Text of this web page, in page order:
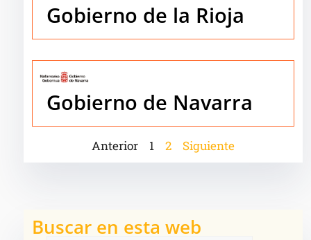
Gobierno de la Rioja
Gobierno de Navarra
Anterior 1 2 Siguiente
Buscar en esta web